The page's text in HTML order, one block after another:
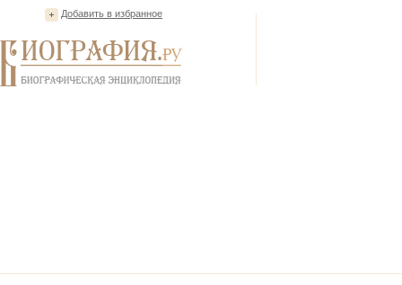
Добавить в избранное